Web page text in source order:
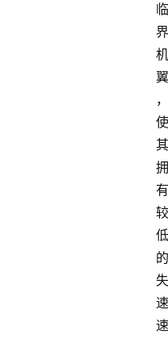
临
界
机
翼
，
使
其
拥
有
较
低
的
失
速
速